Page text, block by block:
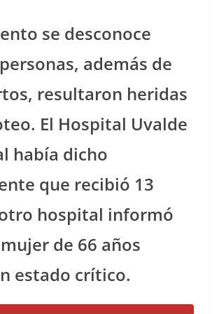
se desconoce
además de
resultaron heridas
El Hospital Uvalde
había dicho
que recibió 13
hospital informó
de 66 años
estado crítico.